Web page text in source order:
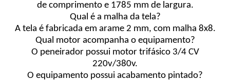
de comprimento e 1785 mm de largura.
Qual é a malha da tela?
A tela é fabricada em arame 2 mm, com malha 8x8.
Qual motor acompanha o equipamento?
O peneirador possui motor trifásico 3/4 CV
220v/380v.
O equipamento possui acabamento pintado?